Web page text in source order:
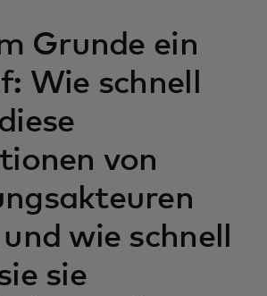
Grunde ein
Wie schnell
von
wie schnell
sie